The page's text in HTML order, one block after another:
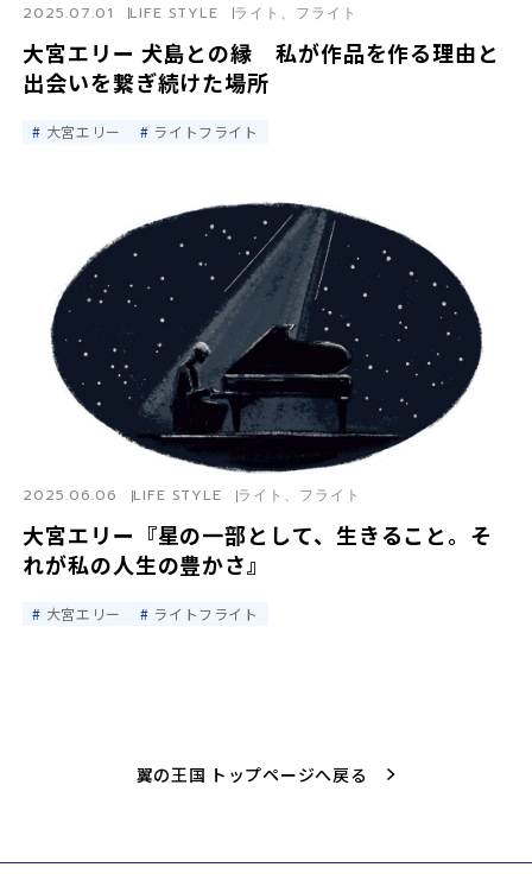
大宮エリー 犬島との縁 私が作品を作る理由と
出会いを繋ぎ続けた場所
2025.07.01 LIFE STYLE ライト、フライト
大宮エリー ライトフライト
大宮エリー『星の一部として、生きること。そ
れが私の人生の豊かさ』
2025.06.06 LIFE STYLE ライト、フライト
大宮エリー ライトフライト
翼の王国 トップページへ戻る